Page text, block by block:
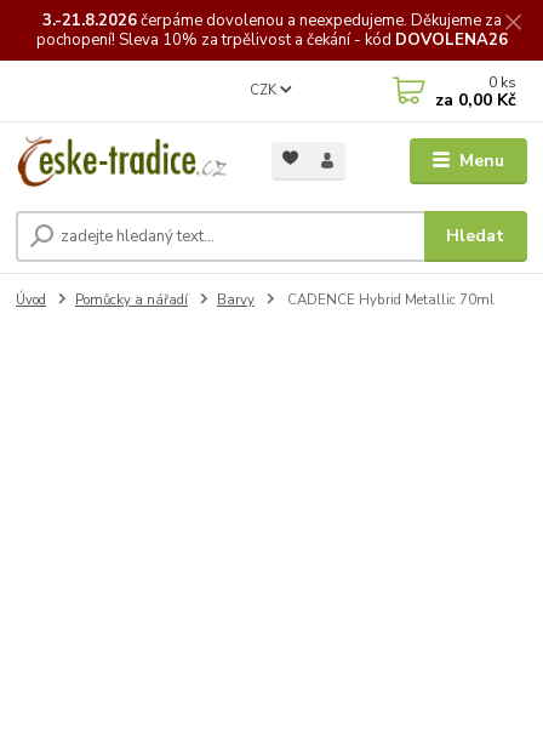
3.-21.8.2026čerpámedovolenou a neexpedujeme. Děkujeme za
pochopení! Sleva 10% za trpělivost a čekání - kód DOVOLENA26
Menu
CZK
Hledat
0 ks
za 0,00 Kč
Úvod Pomůcky a nářadí Barvy CADENCE Hybrid Metallic 70ml